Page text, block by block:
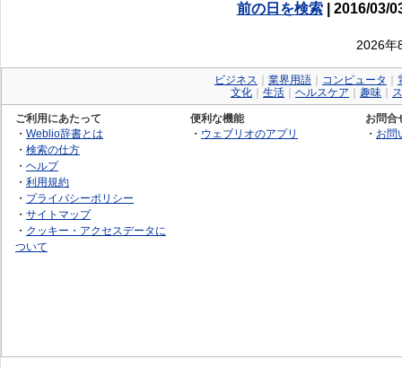
前の日を検索| 2016/03/
2026年
ビジネス 業界用語 コンピュータ
文化
生活 ヘルスケア 趣味
ご利用にあたって
・ Weblio辞書とは
・ 検索の仕方
・ ヘルプ
・ 利用規約
・ プライバシーポリシー
・ サイトマップ
・ クッキー・アクセスデータに
ついて
便利な機能
・ ウェブリオのアプリ
お問合
・ お問